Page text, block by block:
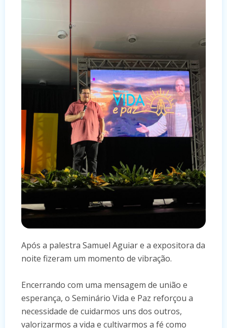
Após a palestra Samuel Aguiar e a expositora da
noite fizeram um momento de vibração.
Encerrando com uma mensagem de união e
esperança, o Seminário Vida e Paz reforçou a
necessidade de cuidarmos uns dos outros,
valorizarmos a vida e cultivarmos a fé como